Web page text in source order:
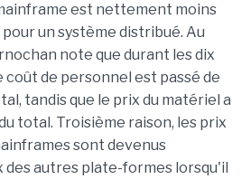
est nettement moins
un système distribué. Au
note que durant les dix
de personnel est passé de
tandis que le prix du matériel a
total. Troisième raison, les prix
sont devenus
des autres plate-formes lorsqu'il